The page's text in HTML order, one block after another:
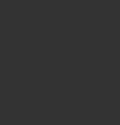
DE FOLHA DE